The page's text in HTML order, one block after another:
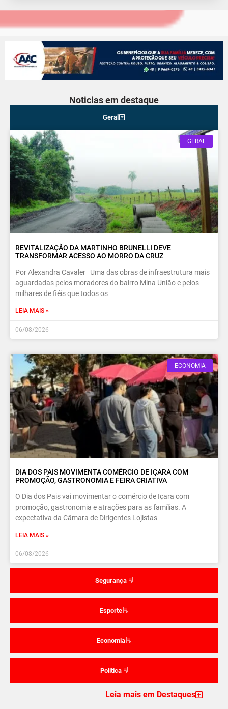
Noticias em destaque
Geral
Segurança
Esporte
Economia
Politica
GERAL
REVITALIZAÇÃO DA MARTINHO BRUNELLI DEVE
TRANSFORMAR ACESSO AO MORRO DA CRUZ
Por Alexandra Cavaler Uma das obras de infraestrutura mais
aguardadas pelos moradores do bairro Mina União e pelos
milhares de fiéis que todos os
LEIA MAIS »
06/08/2026
ECONOMIA
DIA DOS PAIS MOVIMENTA COMÉRCIO DE IÇARA COM
PROMOÇÃO, GASTRONOMIA E FEIRA CRIATIVA
O Dia dos Pais vai movimentar o comércio de Içara com
promoção, gastronomia e atrações para as famílias. A
expectativa da Câmara de Dirigentes Lojistas
LEIA MAIS »
06/08/2026
Leia mais em Destaques